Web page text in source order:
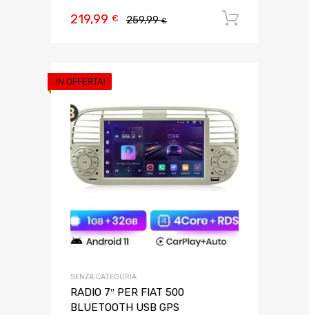
259,99€
219,99 €
IN OFFERTA!
SENZA CATEGORIA
RADIO 7″ PER FIAT 500
BLUETOOTH USB GPS